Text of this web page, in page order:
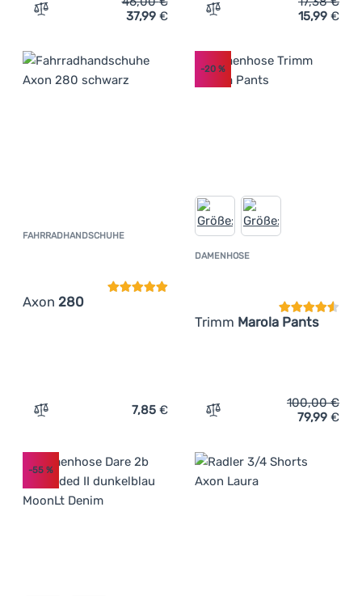
Zum Vergleich 'Damen Funktions-Sweatshirt Trimm
37,99 € Zum Vergleich 15,99 €
FAHRRADHANDSCHUHE
Axon 280
Kundenbewertung
Zum Vergleich 'Fahrradhandschuhe Axon 280'
7,85 €
DAMENHOSE
Trimm Marola Pants
-20%
Zum Vergleich
100,00€
79,99 €
-55 %